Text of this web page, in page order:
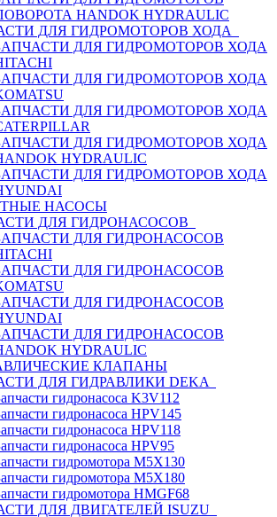
HANDOK HYDRAULIC
ДЛЯ ГИДРОМОТОРОВ ХОДА
ДЛЯ ГИДРОМОТОРОВ ХОДА
ДЛЯ ГИДРОМОТОРОВ ХОДА
ДЛЯ ГИДРОМОТОРОВ ХОДА
ДЛЯ ГИДРОМОТОРОВ ХОДА
HYDRAULIC
ДЛЯ ГИДРОМОТОРОВ ХОДА
НАСОСЫ
ДЛЯ ГИДРОНАСОСОВ
ДЛЯ ГИДРОНАСОСОВ
ДЛЯ ГИДРОНАСОСОВ
ДЛЯ ГИДРОНАСОСОВ
ДЛЯ ГИДРОНАСОСОВ
HYDRAULIC
КЛАПАНЫ
ДЛЯ ГИДРАВЛИКИ DEKA
гидронасоса K3V112
гидронасоса HPV145
гидронасоса HPV118
гидронасоса HPV95
гидромотора M5X130
гидромотора M5X180
гидромотора HMGF68
ДЛЯ ДВИГАТЕЛЕЙ ISUZU